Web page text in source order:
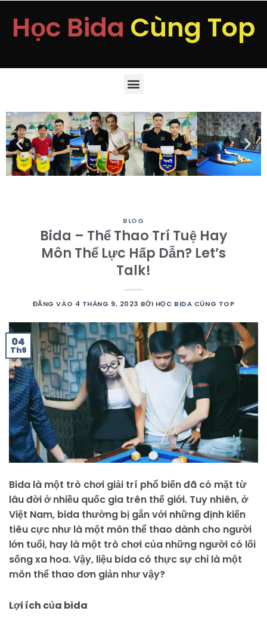
Học Bida Cùng Top
BLOG
Bida – Thể Thao Trí Tuệ Hay
Môn Thể Lực Hấp Dẫn? Let’s
Talk!
ĐĂNG VÀO 4 THÁNG 9, 2023 BỞI HỌC BIDA CÙNG TOP
04
Th9
Bida là một trò chơi giải trí phổ biến đã có mặt từ
lâu đời ở nhiều quốc gia trên thế giới. Tuy nhiên, ở
Việt Nam, bida thường bị gắn với những định kiến
tiêu cực như là một môn thể thao dành cho người
lớn tuổi, hay là một trò chơi của những người có lối
sống xa hoa. Vậy, liệu bida có thực sự chỉ là một
môn thể thao đơn giản như vậy?
Lợi ích của bida